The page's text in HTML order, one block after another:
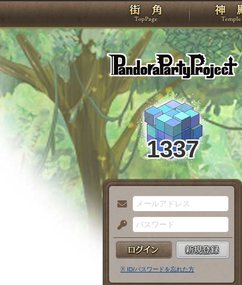
TOP
1337
メ
ー
ル
ア
パ
ス
※ ID/パスワードを忘れた方